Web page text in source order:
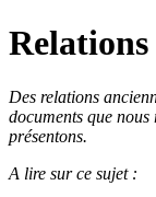
Des relations
documents que nous
présentons.
A lire sur ce sujet :